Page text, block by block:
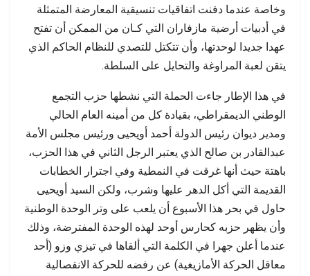
وخاصة عندما دفنت اتفاقيات تنسيقية المعارضة المتمثلة
في أدبيات أرضية مازفاران التي كـان من الممكن أن تفتح
عهدا جديدا لوحدتها، وأن تتكتل للتصدي للنظام الحاكم الذي
يتقن لعبة المراوغة والتحايل على السلطة.
في هذا الإطار جاءت الحملة التي نشطها حزب التجمع
الوطني الديمقراطي، بقيادة كل من أمينه العام الحالي
ومدير ديوان رئيس الدولة أحمد أويحيى ورئيس مجلس الأمة
عبدالقادر بن صالح الذي يعتبر الرجل الثاني في هذا الحزب،
باهتة حيث أنها غرقت في النمطية وفي اجترار الخطابات
القديمة التي أكل الدهر عليها وشرب، ولكن السيد أويحيى
حاول في بحر هذا الأسبوع أن يلعب على وتر الوحدة الوطنية
وأن يظهر حزبه كحارس أوحد لهذه الوحدة المفترضة، وذلك
عندما أعلن جهرا في الكلمة التي ألقاها في تيزي وزو (أحد
معاقل الحركة الأمازيغية) عن رفضه للحركة الانفصالية